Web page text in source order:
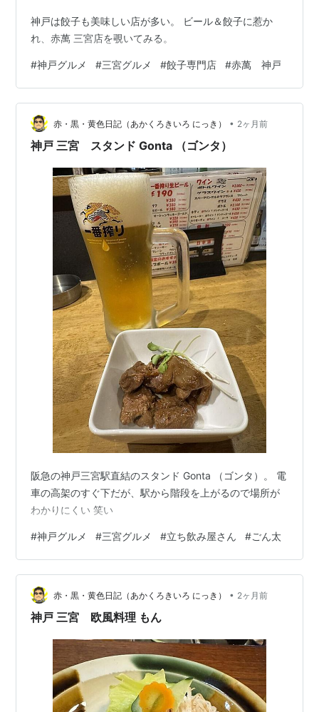
神戸は餃子も美味しい店が多い。 ビール＆餃子に惹か
れ、赤萬 三宮店を覗いてみる。
#神戸グルメ #三宮グルメ #餃子専門店 #赤萬 神戸
赤・黒・黄色日記（あかくろきいろ にっき） • 2ヶ月前
神戸 三宮 スタンド Gonta （ゴンタ）
阪急の神戸三宮駅直結のスタンド Gonta （ゴンタ）。 電
車の高架のすぐ下だが、駅から階段を上がるので場所が
わかりにくい 笑い
#神戸グルメ #三宮グルメ #立ち飲み屋さん #ごん太
赤・黒・黄色日記（あかくろきいろ にっき） • 2ヶ月前
神戸 三宮 欧風料理 もん